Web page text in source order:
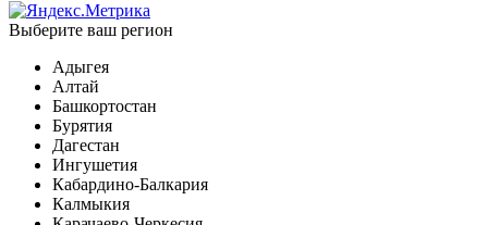
Выберите ваш регион
Адыгея
Алтай
Башкортостан
Бурятия
Дагестан
Ингушетия
Кабардино-Балкария
Калмыкия